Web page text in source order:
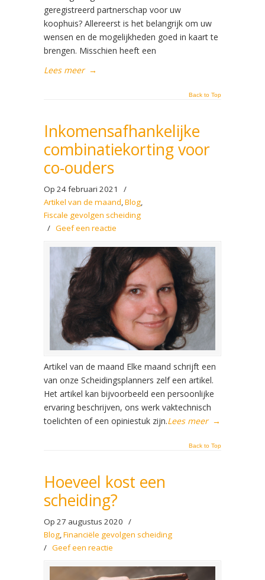
geregistreerd partnerschap voor uw
koophuis? Allereerst is het belangrijk om uw
wensen en de mogelijkheden goed in kaart te
brengen. Misschien heeft een
Lees meer →
Back to Top
Inkomensafhankelijke
combinatiekorting voor
co-ouders
Op 24 februari 2021
/
Artikel van de maand,Blog,
Fiscale gevolgen scheiding
/ Geef een reactie
Artikel van de maand Elke maand schrijft een
van onze Scheidingsplanners zelf een artikel.
Het artikel kan bijvoorbeeld een persoonlijke
ervaring beschrijven, ons werk vaktechnisch
toelichten of een opiniestuk zijn.Lees meer →
Back to Top
Hoeveel kost een
scheiding?
Op 27 augustus 2020 /
Blog,Financiële gevolgen scheiding
/ Geef een reactie